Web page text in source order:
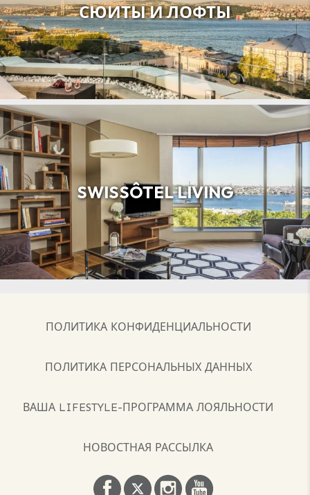
СЮИТЫ И ЛОФТЫ
SWISSÔTEL LIVING
ПОЛИТИКА КОНФИДЕНЦИАЛЬНОСТИ
ПОЛИТИКА ПЕРСОНАЛЬНЫХ ДАННЫХ
ВАША LIFESTYLE-ПРОГРАММА ЛОЯЛЬНОСТИ
НОВОСТНАЯ РАССЫЛКА